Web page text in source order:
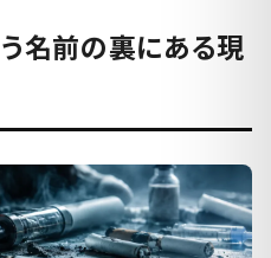
う名前の裏にある現